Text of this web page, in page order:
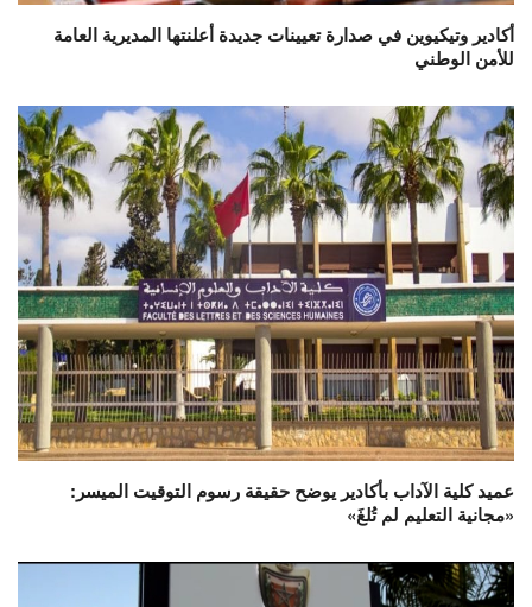
أكادير وتيكيوين في صدارة تعيينات جديدة أعلنتها المديرية العامة
للأمن الوطني
عميد كلية الآداب بأكادير يوضح حقيقة رسوم التوقيت الميسر:
«مجانية التعليم لم تُلغَ»